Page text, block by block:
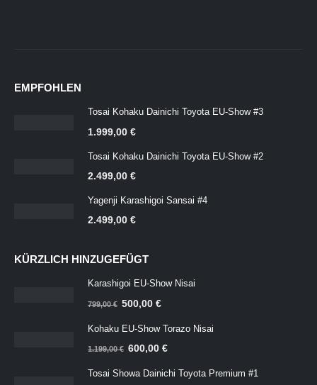
EMPFOHLEN
Tosai Kohaku Dainichi Toyota EU-Show #3
1.999,00 €
Tosai Kohaku Dainichi Toyota EU-Show #2
2.499,00 €
Yagenji Karashigoi Sansai #4
2.499,00 €
KÜRZLICH HINZUGEFÜGT
Karashigoi EU-Show Nisai
799,00€ Ursprünglicher
war:
799,00 €
500,00 €Aktueller
ist:
500,00 €.
Kohaku EU-Show Torazo Nisai
1.199,00€ Ursprünglicher
war:
600,00 €Aktueller
ist:
Tosai Showa Dainichi Toyota Premium #1